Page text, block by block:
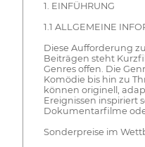
1. EINFÜHRUNG
1.1 ALLGEMEINE
Diese Aufforderung
Beiträgen steht
Genres offen. Die
Komödie bis hin zu
können originell,
Ereignissen inspiriert
Dokumentarfilme
Sonderpreise im